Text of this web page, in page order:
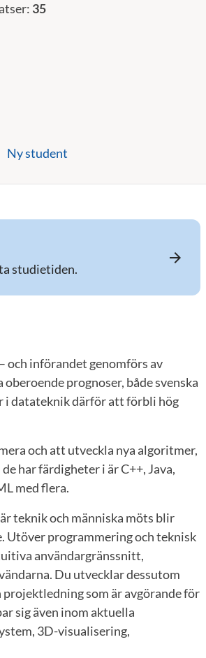
35
Ny student
studietiden.
arrow_forward
och införandet genomförs av
prognoser, både svenska
i datateknik därför att förbli hög
och att utveckla nya algoritmer,
har färdigheter i är C++, Java,
med flera.
teknik och människa möts blir
Utöver programmering och teknisk
användargränssnitt,
Du utvecklar dessutom
som är avgörande för
sig även inom aktuella
3D-visualisering,